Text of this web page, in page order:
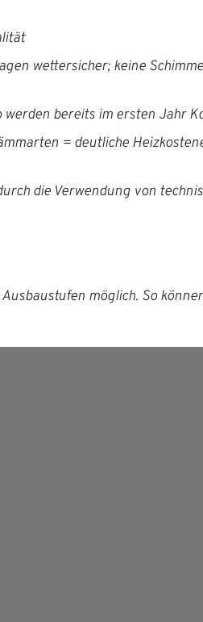
wet­ter­sich­er; keine
wer­den bere­its im ersten Jahr
= deut­liche
die Ver­wen­dung von
möglich. So